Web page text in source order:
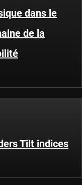
dans le
de la
Tilt indices